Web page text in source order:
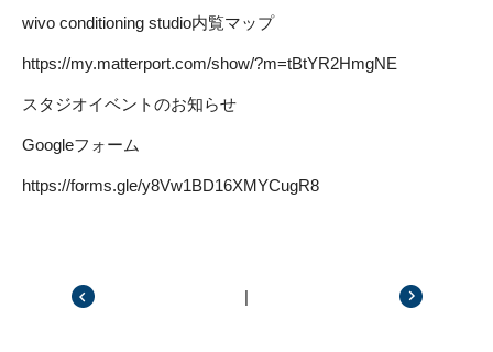
wivo conditioning studio内覧マップ
https://my.matterport.com/show/?m=tBtYR2HmgNE
スタジオイベントのお知らせ
Googleフォーム
https://forms.gle/y8Vw1BD16XMYCugR8
|